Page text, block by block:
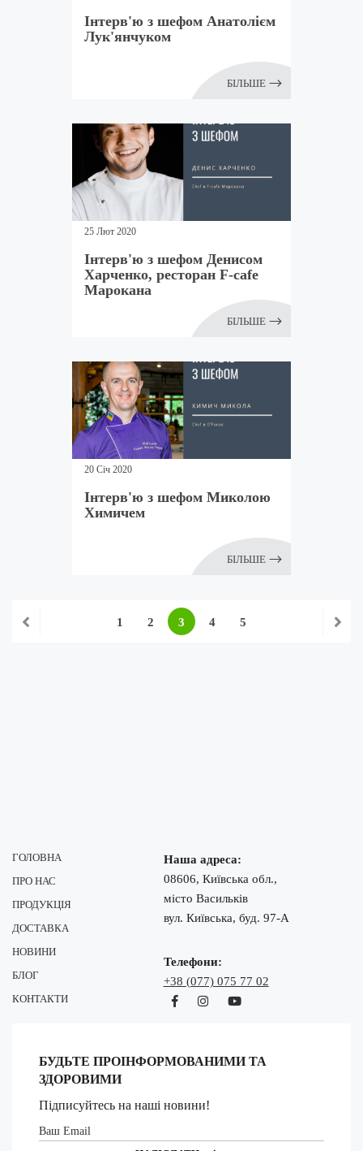
Інтерв'ю з шефом Анатолієм
Лук'янчуком
БІЛЬШЕ
25 Лют 2020
Інтерв'ю з шефом Денисом
Харченко, ресторан F-cafe
Марокана
БІЛЬШЕ
20 Січ 2020
Інтерв'ю з шефом Миколою
Химичем
БІЛЬШЕ
1 2 3 4 5
ГОЛОВНА
ПРО НАС
ПРОДУКЦІЯ
ДОСТАВКА
НОВИНИ
БЛОГ
КОНТАКТИ
БУДЬТЕ ПРОІНФОРМОВАНИМИ ТА
ЗДОРОВИМИ
Підписуйтесь на наші новини!
Наша адреса:
08606, Київська обл.,
місто Васильків
вул. Київська, буд. 97-А
Телефони:
+38 (077) 075 77 02